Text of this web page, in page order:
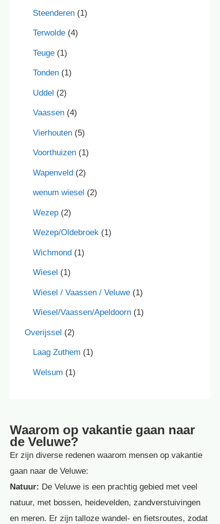
Steenderen (1)
Terwolde (4)
Teuge (1)
Tonden (1)
Uddel (2)
Vaassen (4)
Vierhouten (5)
Voorthuizen (1)
Wapenveld (2)
wenum wiesel (2)
Wezep (2)
Wezep/Oldebroek (1)
Wichmond (1)
Wiesel (1)
Wiesel / Vaassen / Veluwe (1)
Wiesel/Vaassen/Apeldoorn (1)
Overijssel (2)
Laag Zuthem (1)
Welsum (1)
Waarom op vakantie gaan naar
de Veluwe?
Er zijn diverse redenen waarom mensen op vakantie
gaan naar de Veluwe:
Natuur: De Veluwe is een prachtig gebied met veel
natuur, met bossen, heidevelden, zandverstuivingen
en meren. Er zijn talloze wandel- en fietsroutes, zodat